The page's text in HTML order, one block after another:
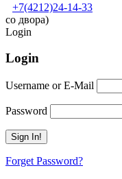
+7(4212)24-14-33
со двора)
Login
Login
Username or E-Mail
Password
Forget Password?